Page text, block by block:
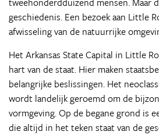
geschiedenis. Een bezoek aan Little
afwisseling van de natuurrijke
Het Arkansas State Capital in Little
hart van de staat. Hier maken
belangrijke beslissingen. Het
wordt landelijk geroemd om de
vormgeving. Op de begane grond is
die altijd in het teken staat van de